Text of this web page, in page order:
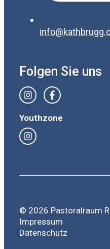
Folgen Sie uns
Youthzone
© 2026 Pastoralraum
Impressum
Datenschutz